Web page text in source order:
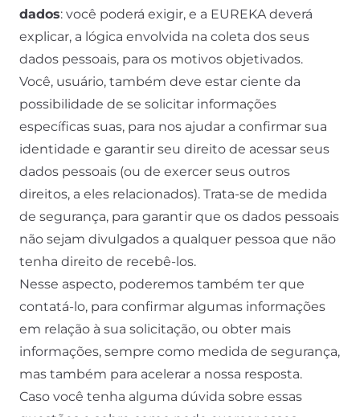
dados: você poderá exigir, e a EUREKA deverá
explicar, a lógica envolvida na coleta dos seus
dados pessoais, para os motivos objetivados.
Você, usuário, também deve estar ciente da
possibilidade de se solicitar informações
específicas suas, para nos ajudar a confirmar sua
identidade e garantir seu direito de acessar seus
dados pessoais (ou de exercer seus outros
direitos, a eles relacionados). Trata-se de medida
de segurança, para garantir que os dados pessoais
não sejam divulgados a qualquer pessoa que não
tenha direito de recebê-los.
Nesse aspecto, poderemos também ter que
contatá-lo, para confirmar algumas informações
em relação à sua solicitação, ou obter mais
informações, sempre como medida de segurança,
mas também para acelerar a nossa resposta.
Caso você tenha alguma dúvida sobre essas